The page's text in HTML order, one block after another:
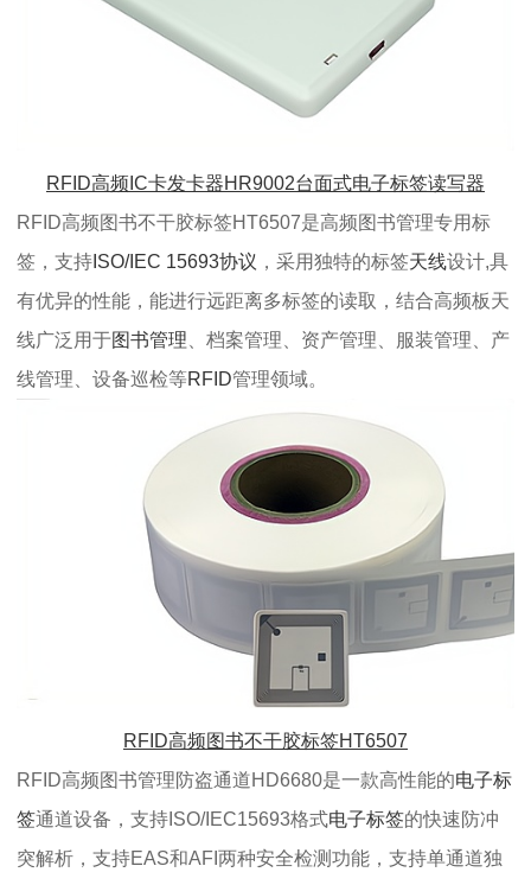
RFID高频IC卡发卡器HR9002台面式电子标签读写器
RFID高频图书不干胶标签HT6507是高频图书管理专用标
签，支持 ISO/IEC 15693协议 ，采用独特的标签天线设计,具
有优异的性能，能进行远距离多标签的读取，结合高频板天
线广泛用于图书管理、档案管理、资产管理、服装管理、产
线管理、设备巡检等RFID管理领域。
RFID高频图书不干胶标签HT6507
RFID高频图书管理防盗通道HD6680是一款高性能的电子标
签通道设备，支持ISO/IEC15693格式电子标签的快速防冲
突解析，支持EAS和AFI两种安全检测功能，支持单通道独